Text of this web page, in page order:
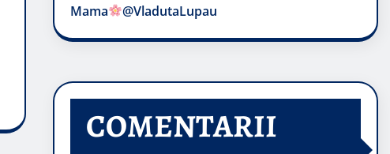
Mama @VladutaLupau
COMENTARII